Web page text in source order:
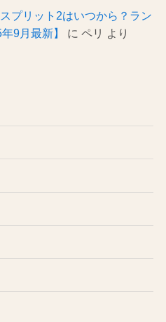
プリット2はいつから？ラン
9月最新】
に ペリ より